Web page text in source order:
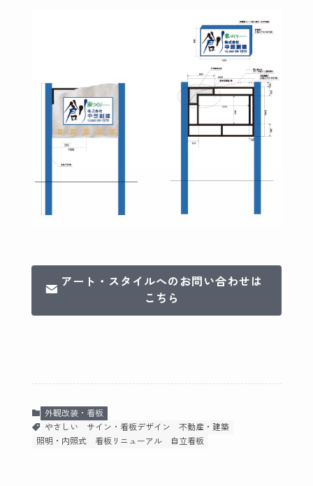
アート・スタイルへのお問い合わせは
こちら
外観改装・看板
やさしい
サイン・看板デザイン
不動産・建築
照明・内照式
看板リニューアル 自立看板